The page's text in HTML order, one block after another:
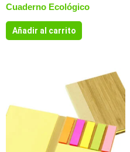
Cuaderno Ecológico
Añadir al carrito